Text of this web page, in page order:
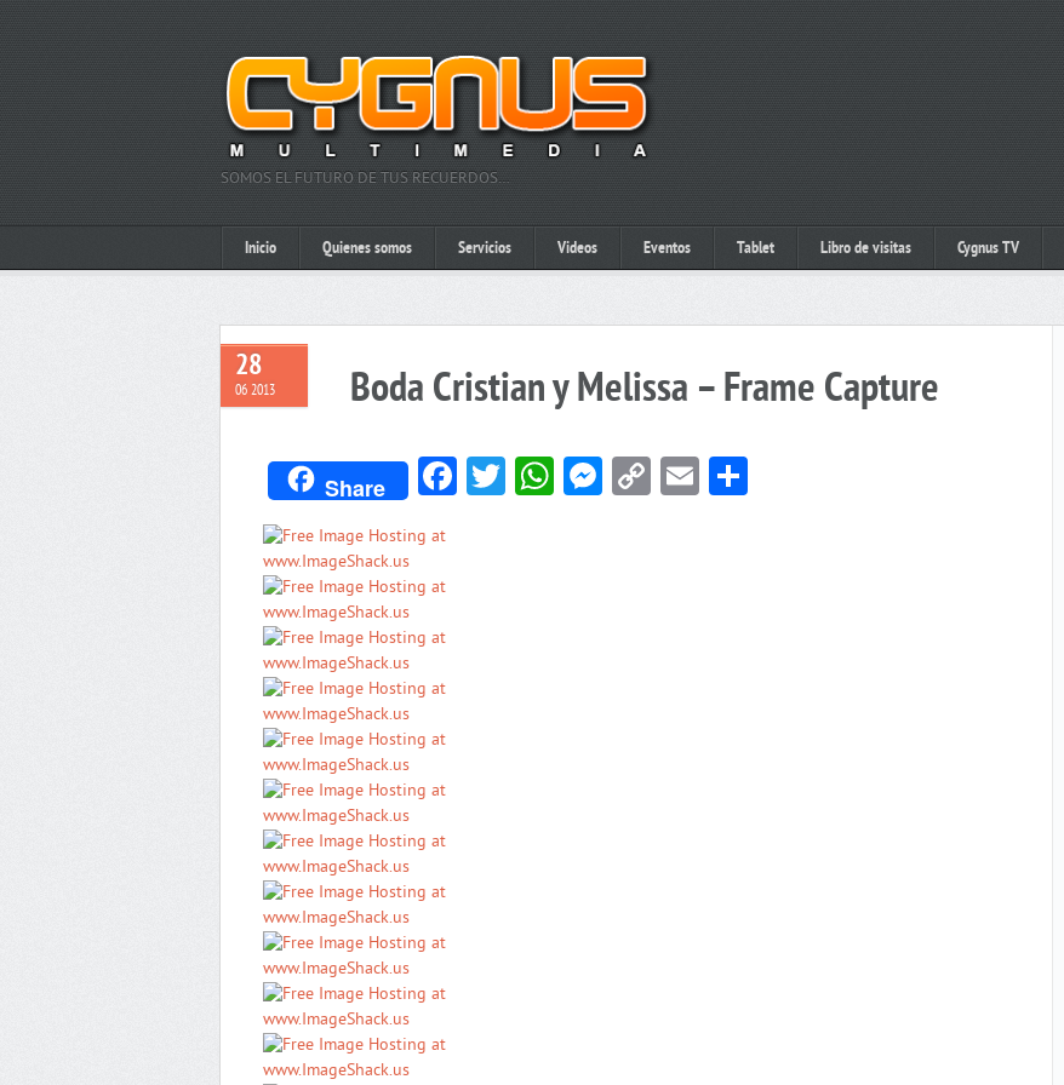
SOMOS EL FUTURO DE TUS RECUERDOS…
Inicio Quienes somos Servicios Videos Eventos Tablet Libro de visitas Cygnus TV
28
06 2013 Boda Cristian y Melissa – Frame Capture
Share Facebook
Twitter
WhatsApp
Messenger
CopyEmail